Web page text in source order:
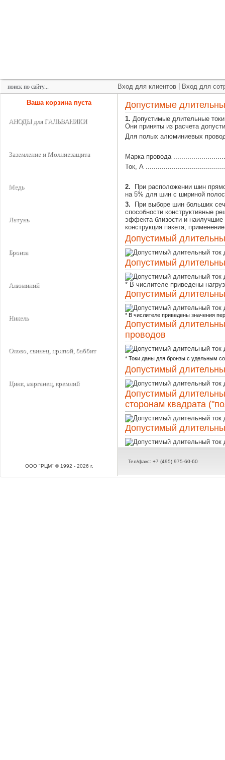
Вход для клиентов Вход для
Ваша корзина пуста
АНОДЫ для ГАЛЬВАНИКИ
Заземление и Молниезащита
Медь
Латунь
Бронза
Алюминий
Никель
Олово, свинец, припой, баббит
Цинк, марганец, кремний
ООО "РЦМ" © 1992 - 2026 г.
Допустимые
1. Допустимые длительные
Они приняты из расчета
Для полых алюминиевых
Марка провода
Ток, А
2. При расположении шин
на 5% для шин с шириной
3. При выборе шин больших
способности конструктивные
эффекта близости и наилучшие
конструкция пакета,
Допустимый
Допустимый
* В числителе приведены
Допустимый
* В числителе приведены значения
Допустимый
проводов
* Токи даны для бронзы с удельным
Допустимый
Допустимый
сторонам квадрата
Допустимый
Тел/факс: +7 (495) 975-60-60